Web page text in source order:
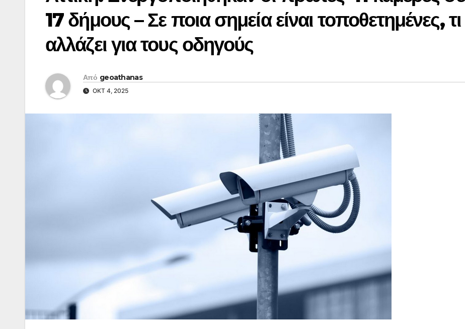
17 δήμους – Σε ποια σημεία είναι τοποθετημένες, τι
αλλάζει για τους οδηγούς
Από geoathanas
ΟΚΤ 4, 2025